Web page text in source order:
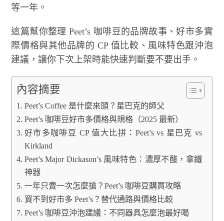
等一年。
這篇幫你整理 Peet’s 咖啡豆的品牌故事、好市多實
際價格與其他品牌的 CP 值比較、風味特色跟沖泡
建議，讓你下次上架時能快速判斷要不要出手。
內容摘要
Peet’s Coffee 是什麼來頭？星巴克的師父
Peet’s 咖啡豆好市多價格與規格（2025 最新）
好市多咖啡豆 CP 值大比拼：Peet’s vs 星巴克 vs
Kirkland
Peet’s Major Dickason’s 風味特色：濃厚不酸，拿鐵
神器
一年只賣一次怎麼搶？Peet’s 咖啡豆購買攻略
買不到好市多 Peet’s？替代通路與價格比較
Peet’s 咖啡豆沖泡建議：不同器具怎麼泡最好喝